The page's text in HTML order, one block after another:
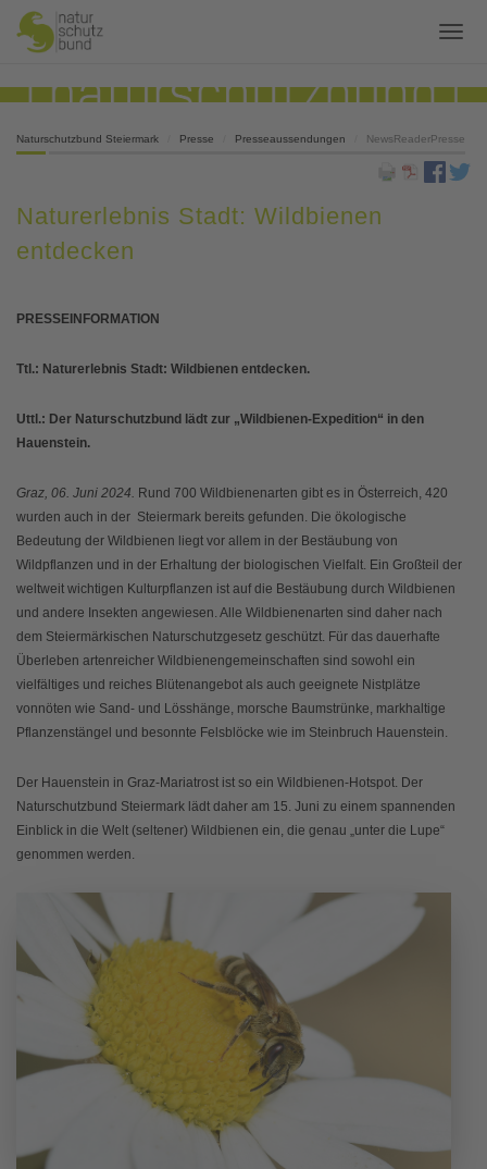
Naturschutzbund Steiermark Presse Presseaussendungen NewsReaderPresse
Naturerlebnis Stadt: Wildbienen
entdecken
PRESSEINFORMATION
Ttl.: Naturerlebnis Stadt: Wildbienen entdecken.
Uttl.: Der Naturschutzbund lädt zur „Wildbienen-Expedition“ in den
Hauenstein.
Graz, 06. Juni 2024. Rund 700 Wildbienenarten gibt es in Österreich, 420
wurden auch in der Steiermark bereits gefunden. Die ökologische
Bedeutung der Wildbienen liegt vor allem in der Bestäubung von
Wildpflanzen und in der Erhaltung der biologischen Vielfalt. Ein Großteil der
weltweit wichtigen Kulturpflanzen ist auf die Bestäubung durch Wildbienen
und andere Insekten angewiesen. Alle Wildbienenarten sind daher nach
dem Steiermärkischen Naturschutzgesetz geschützt. Für das dauerhafte
Überleben artenreicher Wildbienengemeinschaften sind sowohl ein
vielfältiges und reiches Blütenangebot als auch geeignete Nistplätze
vonnöten wie Sand- und Lösshänge, morsche Baumstrünke, markhaltige
Pflanzenstängel und besonnte Felsblöcke wie im Steinbruch Hauenstein.
Der Hauenstein in Graz-Mariatrost ist so ein Wildbienen-Hotspot. Der
Naturschutzbund Steiermark lädt daher am 15. Juni zu einem spannenden
Einblick in die Welt (seltener) Wildbienen ein, die genau „unter die Lupe“
genommen werden.